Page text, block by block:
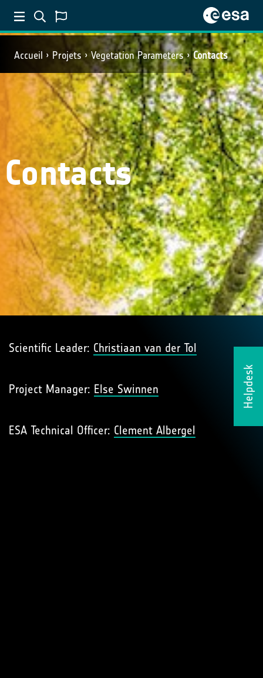
Accueil Projets Vegetation Parameters Contacts
Helpdesk
Contacts
Scientific Leader: Christiaan van der Tol
Project Manager: Else Swinnen
ESA Technical Officer: Clement Albergel